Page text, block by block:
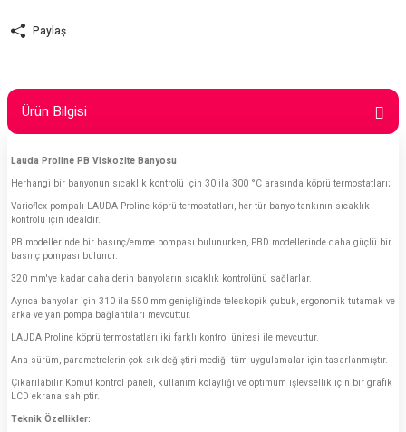
Paylaş
Ürün Bilgisi
Lauda Proline PB Viskozite Banyosu
Herhangi bir banyonun sıcaklık kontrolü için 30 ila 300 °C arasında köprü termostatları;
Varioflex pompalı LAUDA Proline köprü termostatları, her tür banyo tankının sıcaklık
kontrolü için idealdir.
PB modellerinde bir basınç/emme pompası bulunurken, PBD modellerinde daha güçlü bir
basınç pompası bulunur.
320 mm'ye kadar daha derin banyoların sıcaklık kontrolünü sağlarlar.
Ayrıca banyolar için 310 ila 550 mm genişliğinde teleskopik çubuk, ergonomik tutamak ve
arka ve yan pompa bağlantıları mevcuttur.
LAUDA Proline köprü termostatları iki farklı kontrol ünitesi ile mevcuttur.
Ana sürüm, parametrelerin çok sık değiştirilmediği tüm uygulamalar için tasarlanmıştır.
Çıkarılabilir Komut kontrol paneli, kullanım kolaylığı ve optimum işlevsellik için bir grafik
LCD ekrana sahiptir.
Teknik Özellikler: